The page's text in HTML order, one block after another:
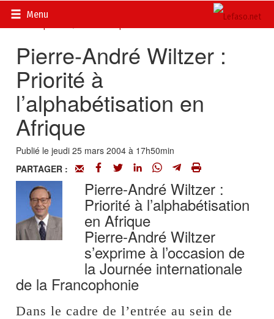
Menu
Accueil>
Pierre-André Wiltzer :
Priorité à
l’alphabétisation en
Afrique
Publié le jeudi 25 mars 2004 à 17h50min
PARTAGER :
Pierre-André Wiltzer :
Priorité à l’alphabétisation
en Afrique
Pierre-André Wiltzer
s’exprime à l’occasion de
la Journée internationale
de la Francophonie
Dans le cadre de l’entrée au sein de